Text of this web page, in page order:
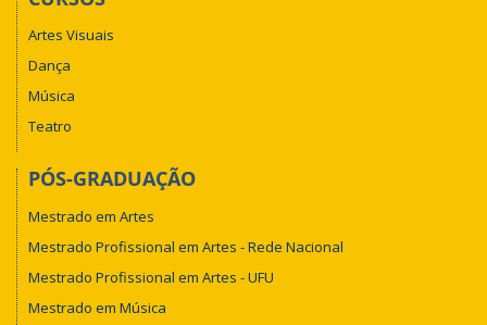
Artes Visuais
Dança
Música
Teatro
PÓS-GRADUAÇÃO
Mestrado em Artes
Mestrado Profissional em Artes - Rede Nacional
Mestrado Profissional em Artes - UFU
Mestrado em Música